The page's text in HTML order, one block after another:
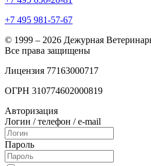
+7 495 981-57-67
© 1999 – 2026 Дежурная
Все права защищены
Лицензия 77163000717
ОГРН 310774602000819
Авторизация
Логин / телефон / e-mail
Пароль